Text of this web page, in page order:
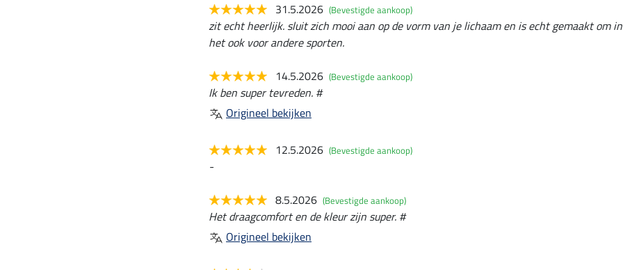
31.5.2026 (Bevestigde aankoop)
zit echt heerlijk. sluit zich mooi aan op de vorm van je lichaam en is echt gemaakt om
het ook voor andere sporten.
14.5.2026 (Bevestigde aankoop)
Ik ben super tevreden. #
Origineel bekijken
12.5.2026 (Bevestigde aankoop)
-
8.5.2026 (Bevestigde aankoop)
Het draagcomfort en de kleur zijn super. #
Origineel bekijken